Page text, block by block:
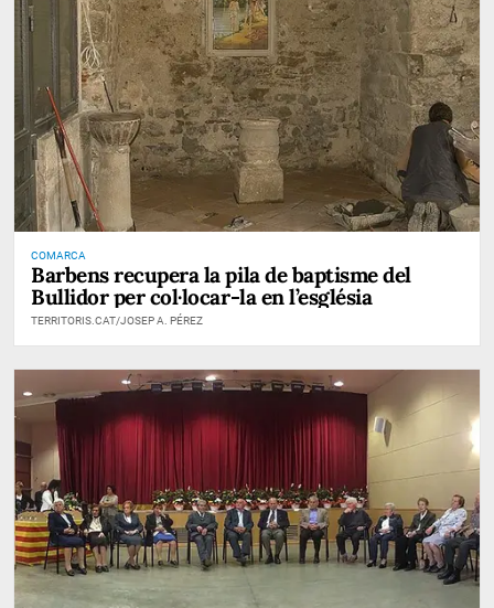
COMARCA
Barbens recupera la pila de baptisme del
Bullidor per col·locar-la en l’església
TERRITORIS.CAT/JOSEP A. PÉREZ